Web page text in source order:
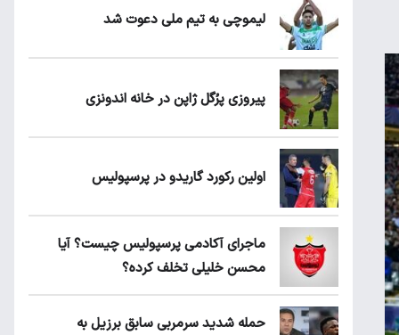
لیموچی به تیم ملی دعوت شد
پیروزی پرُگل ژاپن در خانه اندونزی
اولین رکورد گاریدو در پرسپولیس
ماجرای آکادمی پرسپولیس چیست؟ آیا
محسن خلیلی تخلف کرده؟
حمله شدید سرمربی سابق برزیل به